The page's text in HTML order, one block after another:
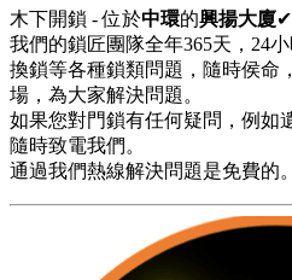
木下開鎖 - 位於中環的興揚大廈
我們的鎖匠團隊全年365天，24
換鎖等各種鎖類問題，隨時侯命
場，為大家解決問題。
如果您對門鎖有任何疑問，例如
隨時致電我們。
通過我們熱線解決問題是免費的。